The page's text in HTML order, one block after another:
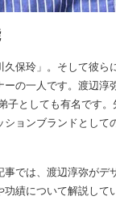
保玲」。そして彼ら
の一人です。渡辺淳
子としても有名です。
ョンブランドとして
では、渡辺淳弥がデ
績について解説して